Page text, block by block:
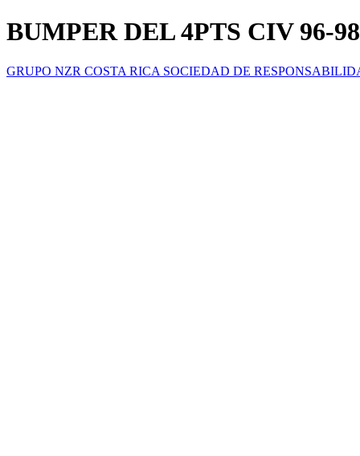
BUMPER DEL 4PTS CIV 96-98
GRUPO NZR COSTA RICA SOCIEDAD DE